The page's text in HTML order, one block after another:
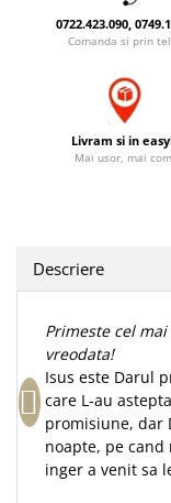
Instrumente
Dictionare
Eseuri
Marturii
Romane
Meditatii
Pedagogie
Poezii
Reviste
Sanatate
Accesorii birou
Rame foto
Tablouri din lemn
Pungi cadou cu
Statuete
Suport pentru pahar
Tablouri
Tablouri canvas
Termos
Tablouri
Transilvania
Carti postale
0722.423.090,
Comanda si prin
Livram si in
Mai usor, mai
Descriere
Primeste cel
vreodata!
Isus este Darul
care L-au
promisiune, dar
noapte, pe
inger a venit sa